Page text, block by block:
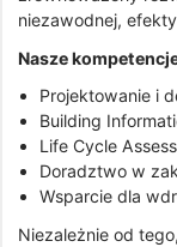
niezawodnej,
Nasze
Projektowanie i
Building
Life Cycle
Doradztwo w
Wsparcie dla
Niezależnie od